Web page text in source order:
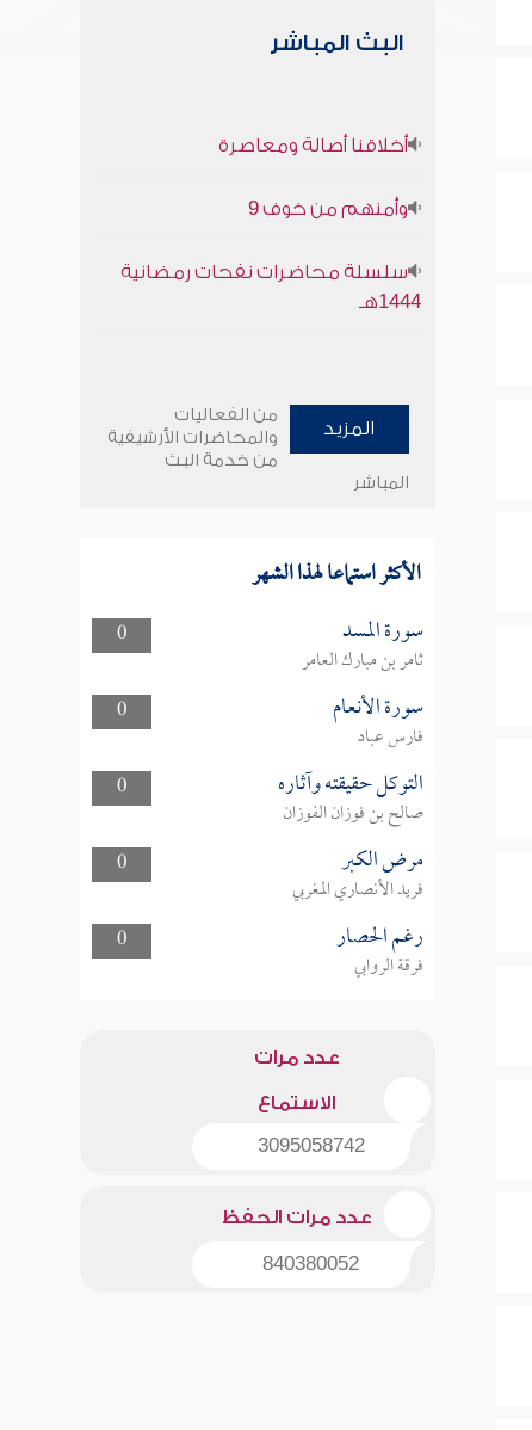
البث المباشر
أخلاقنا أصالة ومعاصرة
وأمنهم من خوف 9
سلسلة محاضرات نفحات رمضانية
1444هـ
المزيد
من الفعاليات
والمحاضرات الأرشيفية
من خدمة البث
المباشر
الأكثر استماعا لهذا الشهر
0 سورة المسد
ثامر بن مبارك العامر
0
سورة الأنعام
فارس عباد
0
التوكل حقيقته وآثاره
صالح بن فوزان الفوزان
0
مرض الكبر
فريد الأنصاري المغربي
0
رغم الحصار
فرقة الروابي
عدد مرات
الاستماع
3095058742
عدد مرات الحفظ
840380052